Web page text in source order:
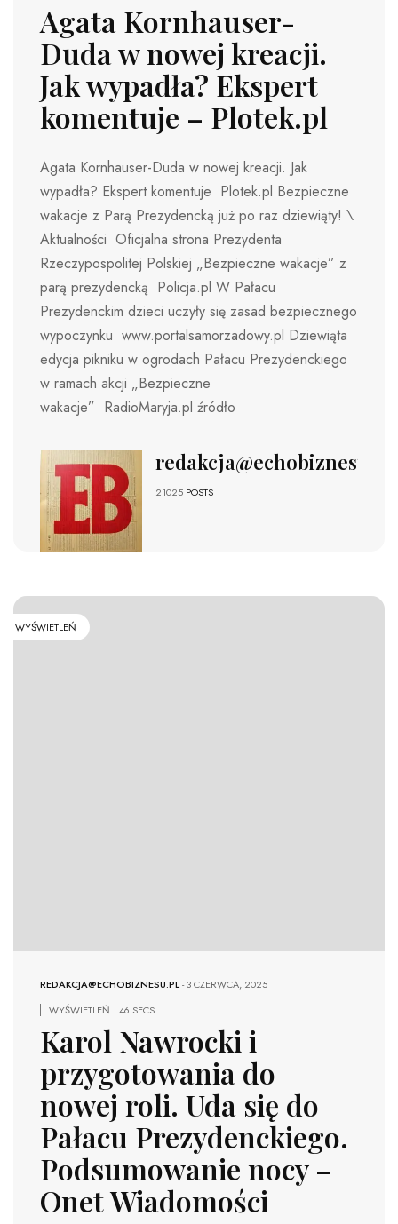
Agata Kornhauser-
Duda w nowej kreacji.
Jak wypadła? Ekspert
komentuje – Plotek.pl
Agata Kornhauser-Duda w nowej kreacji. Jak
wypadła? Ekspert komentuje Plotek.pl Bezpieczne
wakacje z Parą Prezydencką już po raz dziewiąty! \
Aktualności Oficjalna strona Prezydenta
Rzeczypospolitej Polskiej „Bezpieczne wakacje” z
parą prezydencką Policja.pl W Pałacu
Prezydenckim dzieci uczyły się zasad bezpiecznego
wypoczynku www.portalsamorzadowy.pl Dziewiąta
edycja pikniku w ogrodach Pałacu Prezydenckiego
w ramach akcji „Bezpieczne
wakacje” RadioMaryja.pl źródło
redakcja@echobiznesu.pl
21025 POSTS
WYŚWIETLEŃ
REDAKCJA@ECHOBIZNESU.PL-3 CZERWCA, 2025
WYŚWIETLEŃ
46 SECS
Karol Nawrocki i
przygotowania do
nowej roli. Uda się do
Pałacu Prezydenckiego.
Podsumowanie nocy –
Onet Wiadomości